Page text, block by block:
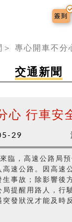
交通安全簽到
＞ 專心開車不分
交通新聞
心 行車安
29
臨，高速公路局
速公路。因高速
事故；除影響後
局提醒用路人，行
發狀況才能及時